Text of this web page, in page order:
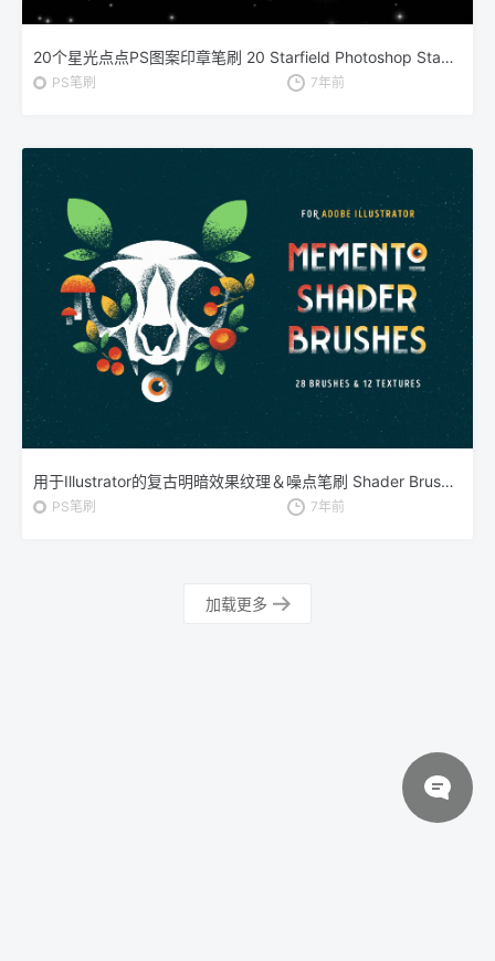
20个星光点点PS图案印章笔刷 20 Starfield Photoshop Stamp Brushes
PS笔刷 7年前
用于Illustrator的复古明暗效果纹理＆噪点笔刷 Shader Brushes for Illustrator
PS笔刷 7年前
加载更多